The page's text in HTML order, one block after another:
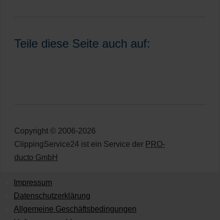
Teile diese Seite auch auf:
Copyright © 2006-2026
ClippingService24 ist ein Service der PRO-
ducto GmbH
Impressum
Datenschutzerklärung
Allgemeine Geschäftsbedingungen